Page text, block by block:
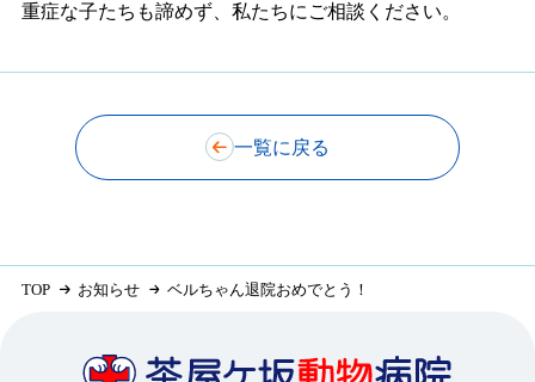
重症な子たちも諦めず、私たちにご相談ください。
一覧に戻る
TOP お知らせ ベルちゃん退院おめでとう！